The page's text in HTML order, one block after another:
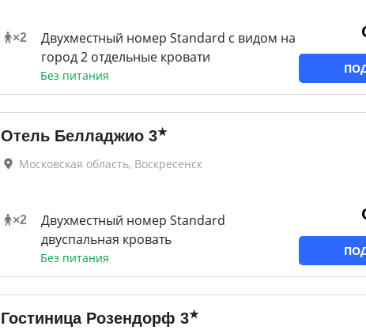
×2
Двухместный номер Standard с видом на
город 2 отдельные кровати
Без питания
Отель Белладжио 3★
Московская область, Воскресенск
×2
Двухместный номер Standard
двуспальная кровать
Без питания
Гостиница Розендорф 3★